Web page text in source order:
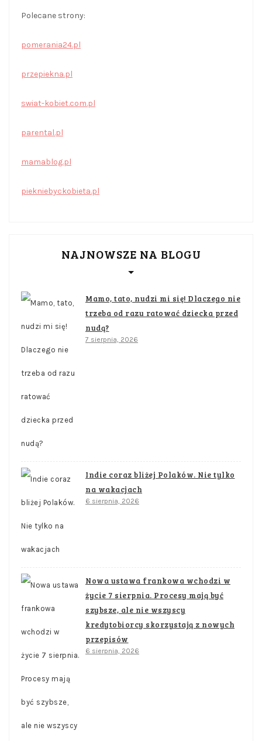
Polecane strony:
pomerania24.pl
przepiekna.pl
swiat-kobiet.com.pl
parental.pl
mamablog.pl
piekniebyckobieta.pl
NAJNOWSZE NA BLOGU
Mamo, tato, nudzi mi się! Dlaczego nie
trzeba od razu ratować dziecka przed
nudą?
7 sierpnia, 2026
Indie coraz bliżej Polaków. Nie tylko
na wakacjach
6 sierpnia, 2026
Nowa ustawa frankowa wchodzi w
życie 7 sierpnia. Procesy mają być
szybsze, ale nie wszyscy
kredytobiorcy skorzystają z nowych
przepisów
6 sierpnia, 2026